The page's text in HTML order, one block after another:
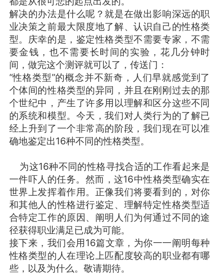
解决的办法是什么呢？就是在做出影响深远的职
业决策之前最大限度地了解、认识自己的性格类
型。庆幸的是，鉴定性格类型不需要专家，不需
要金钱，也不需要长时间的实验，花几分钟时
间，做完这个测评就可以了，传送门：
“性格类型”的概念并不新奇，人们早就感觉到了
个体间的性格类型的异同，并且在刚刚过去的那
个世纪中，产生了许多用以理解和区分这些不同
的系统和模型。今天，我们对人类行为的了解已
经上升到了一个非常高的阶段，我们现在可以准
确地鉴定出16种不同的性格类型。
为这16种不同的性格寻找合适的工作看起来是
一件吓人的任务。然而，这16中性格类型确实在
世界上发挥着作用。正像我们将要看到的，对你
和其他人的性格进行鉴定、理解特定性格类型适
合特定工作的原因、阐明人们为何通过不同的途
径获得职业满足已成为可能。
接下来，我们会用16篇文章，为你一一阐明每种
性格类型的人在理论上匹配度较高的职业都有哪
些，以及为什么。敬请期待。